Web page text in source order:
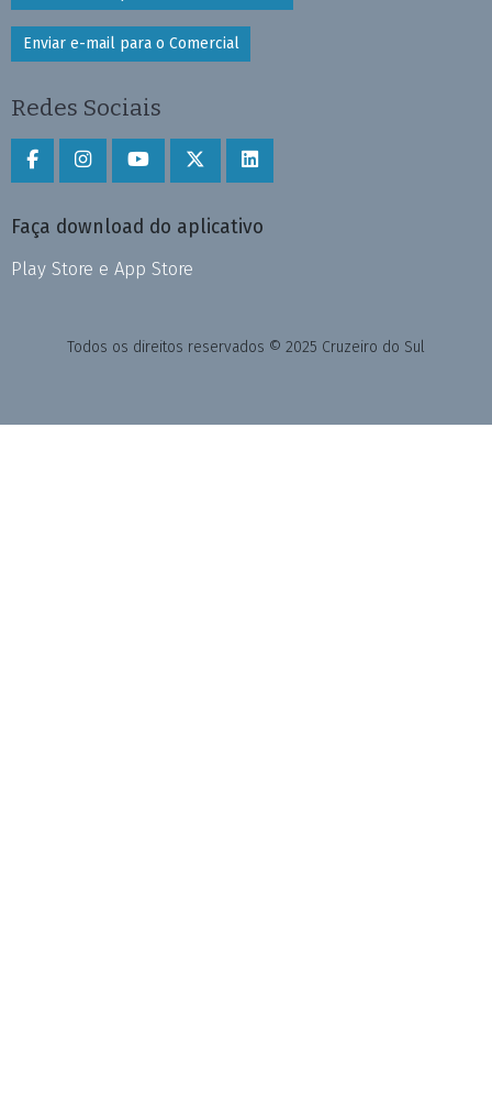
Enviar e-mail para o Comercial
Redes Sociais
Faça download do aplicativo
Play Store e App Store
Todos os direitos reservados © 2025 Cruzeiro do Sul